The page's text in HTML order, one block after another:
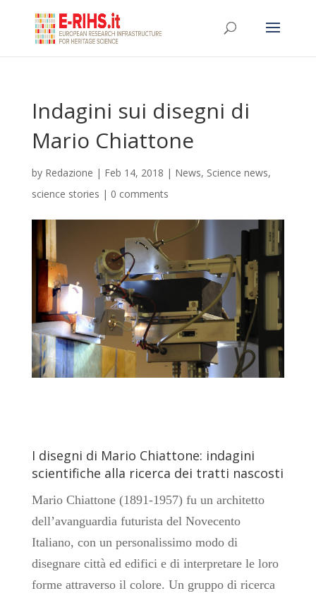
Indagini sui disegni di
Mario Chiattone
by Redazione | Feb 14, 2018 | News, Science news,
science stories | 0 comments
I disegni di Mario Chiattone: indagini
scientifiche alla ricerca dei tratti nascosti
Mario Chiattone (1891-1957) fu un architetto
dell’avanguardia futurista del Novecento
Italiano, con un personalissimo modo di
disegnare città ed edifici e di interpretare le loro
forme attraverso il colore. Un gruppo di ricerca